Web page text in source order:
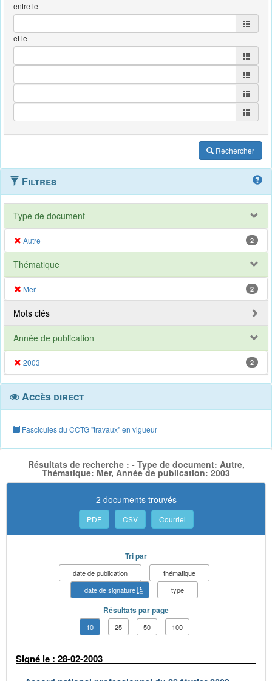
entre le
et le
Rechercher
Filtres
Type de document
Autre 2
Thématique
Mer 2
Mots clés
Année de publication
2003 2
Accès direct
Fascicules du CCTG "travaux" en vigueur
Résultats de recherche : - Type de document: Autre,
Thématique: Mer, Année de publication: 2003
2 documents trouvés
PDF CSV Courriel
Tri par
date de publication
thématique
date de signature
type
Résultats par page
10 25 50 100
Signé le : 28-02-2003